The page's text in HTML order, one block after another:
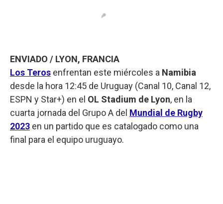
ENVIADO / LYON, FRANCIA
Los Teros enfrentan este miércoles a Namibia
desde la hora 12:45 de Uruguay (Canal 10, Canal 12,
ESPN y Star+) en el OL Stadium de Lyon, en la
cuarta jornada del Grupo A del Mundial de Rugby
2023 en un partido que es catalogado como una
final para el equipo uruguayo.